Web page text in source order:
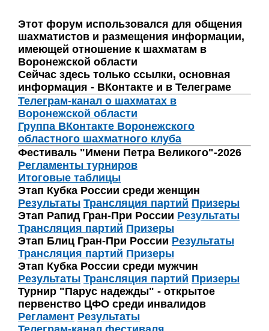
Этот форум использовался для общения
шахматистов и размещения информации,
имеющей отношение к шахматам в
Воронежской области
Сейчас здесь только ссылки, основная
информация - ВКонтакте и в Телеграме
Телеграм-канал о шахматах в
Воронежской области
Группа ВКонтакте Воронежского
областного шахматного клуба
Фестиваль "Имени Петра Великого"-2026
Регламенты турниров
Итоговые таблицы
Этап Кубка России среди женщин
Результаты Трансляция партий Призеры
Этап Рапид Гран-При России Результаты
Трансляция партий Призеры
Этап Блиц Гран-При России Результаты
Трансляция партий Призеры
Этап Кубка России среди мужчин
Результаты Трансляция партий Призеры
Турнир "Парус надежды" - открытое
первенство ЦФО среди инвалидов
Регламент Результаты